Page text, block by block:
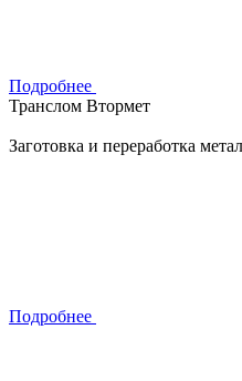
Подробнее
Транслом Втормет
Заготовка и переработка
Подробнее